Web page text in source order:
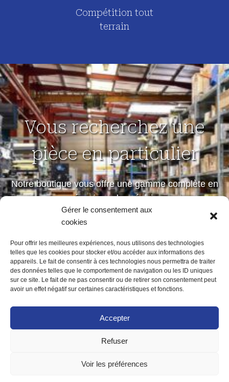
Gérer le consentement aux
cookies
Pour offrir les meilleures expériences, nous utilisons des technologies
telles que les cookies pour stocker et/ou accéder aux informations des
appareils. Le fait de consentir à ces technologies nous permettra de traiter
des données telles que le comportement de navigation ou les ID uniques
sur ce site. Le fait de ne pas consentir ou de retirer son consentement peut
avoir un effet négatif sur certaines caractéristiques et fonctions.
Accepter
Refuser
Voir les préférences
Compétition tout
terrain
Vous recherchez une
pièce en particulier
Notre boutique vous offre une gamme complète en
mécanique de précision
petites et moyennes séries
Notre boutique
POLITIQUE DE CONFIDENTIALITÉ